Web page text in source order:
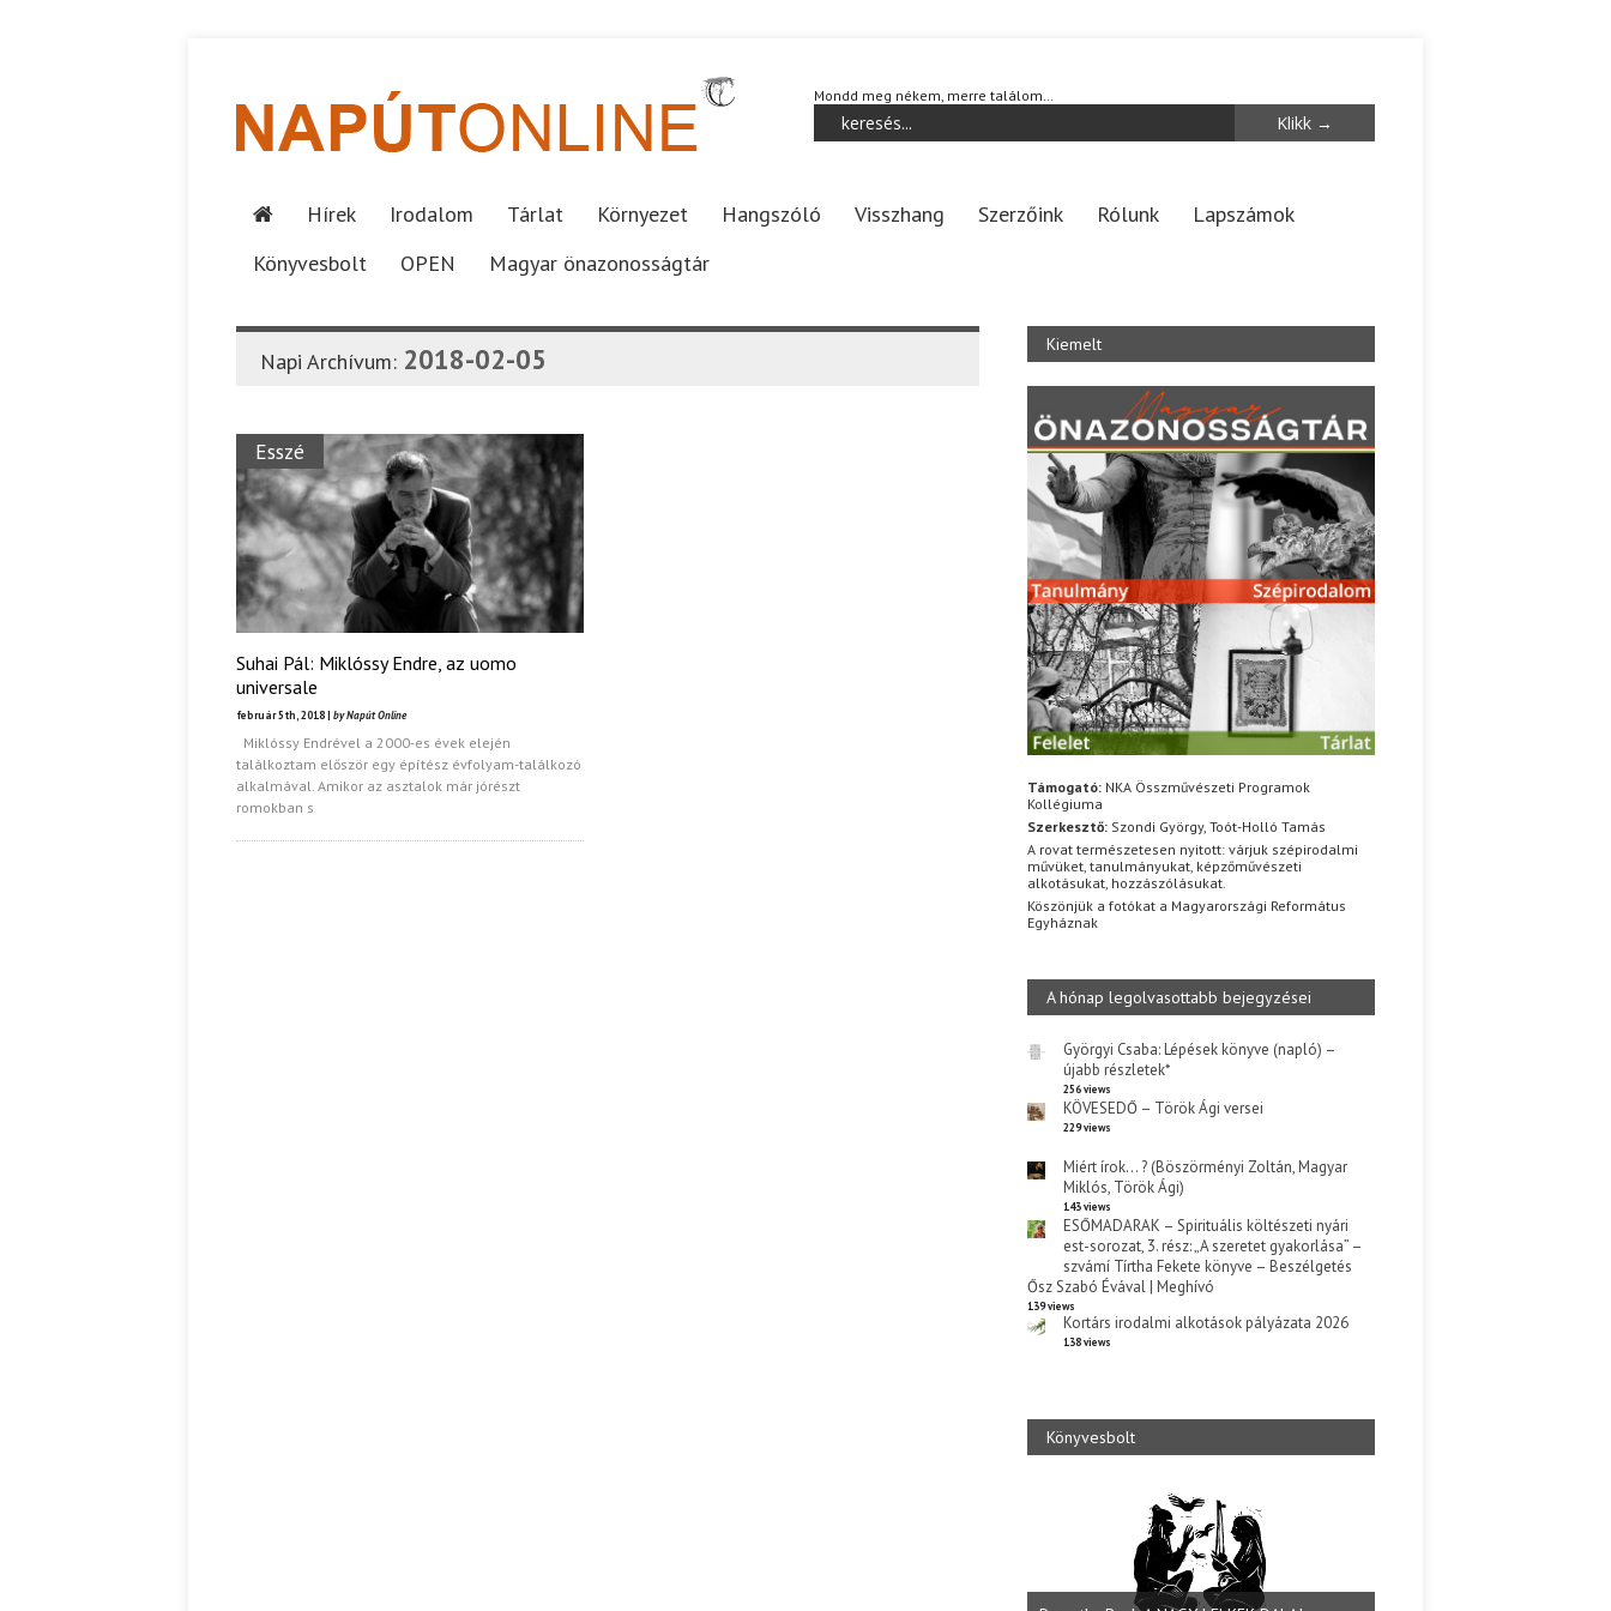
Mondd meg nékem, merre találom…
Hírek Irodalom Tárlat Környezet Hangszóló Visszhang Szerzőink Rólunk
Lapszámok
Könyvesbolt
OPEN Magyar önazonosságtár
Napi Archívum: 2018-02-05
Esszé
Suhai Pál: Miklóssy Endre, az uomo
universale
február 5th, 2018 | by Napút Online
Miklóssy Endrével a 2000-es évek elején
találkoztam először egy építész évfolyam-találkozó
alkalmával. Amikor az asztalok már jórészt
romokban s
Kiemelt
Támogató: NKA Összművészeti Programok
Kollégiuma
Szerkesztő: Szondi György, Toót-Holló Tamás
A rovat természetesen nyitott: várjuk szépirodalmi
művüket, tanulmányukat, képzőművészeti
alkotásukat, hozzászólásukat.
Köszönjük a fotókat a Magyarországi Református
Egyháznak
A hónap legolvasottabb bejegyzései
Györgyi Csaba: Lépések könyve (napló) –
újabb részletek*
256 views
KÖVESEDŐ – Török Ági versei
229 views
Miért írok… ? (Böszörményi Zoltán, Magyar
Miklós, Török Ági)
143 views
ESŐMADARAK – Spirituális költészeti nyári
est-sorozat, 3. rész: „A szeretet gyakorlása” –
szvámí Tírtha Fekete könyve – Beszélgetés
Ősz Szabó Évával | Meghívó
139 views
Kortárs irodalmi alkotások pályázata 2026
138 views
Könyvesbolt